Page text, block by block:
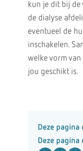
kun je dit bij de
de dialyse
eventueel de
inschakelen.
welke vorm
jou geschikt is.
Deze pagina
Deze pagina